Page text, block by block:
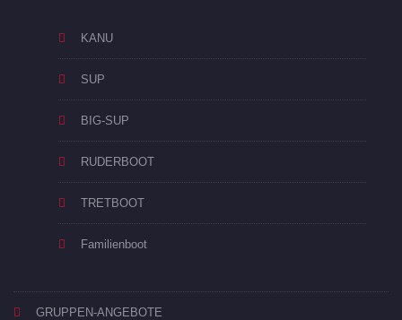
KANU
SUP
BIG-SUP
RUDERBOOT
TRETBOOT
Familienboot
GRUPPEN-ANGEBOTE